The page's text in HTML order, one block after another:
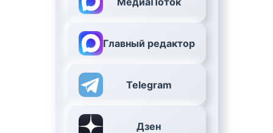
Главный редактор
Telegram
Дзен